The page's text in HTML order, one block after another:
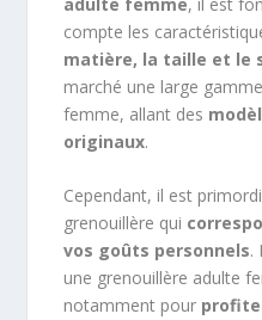
compte les
matière, la taille et le
marché une large
femme, allant des
originaux.
Cependant, il est
grenouillère qui
vos goûts personnels.
une grenouillère adulte
notamment pour